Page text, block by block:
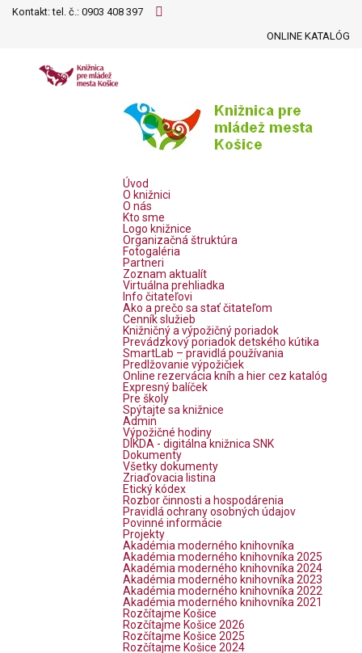
Kontakt: tel. č.: 0903 408 397
ONLINE KATALÓG
Úvod
O knižnici
O nás
Kto sme
Logo knižnice
Organizačná štruktúra
Fotogaléria
Partneri
Zoznam aktualít
Virtuálna prehliadka
Info čitateľovi
Ako a prečo sa stať čitateľom
Cenník služieb
Knižničný a výpožičný poriadok
Prevádzkový poriadok detského kútika
SmartLab – pravidlá používania
Predlžovanie výpožičiek
Online rezervácia kníh a hier cez katalóg
Expresný balíček
Pre školy
Spýtajte sa knižnice
Admin
Výpožičné hodiny
DIKDA - digitálna knižnica SNK
Dokumenty
Všetky dokumenty
Zriaďovacia listina
Etický kódex
Rozbor činnosti a hospodárenia
Pravidlá ochrany osobných údajov
Povinné informácie
Projekty
Akadémia moderného knihovníka
Akadémia moderného knihovníka 2025
Akadémia moderného knihovníka 2024
Akadémia moderného knihovníka 2023
Akadémia moderného knihovníka 2022
Akadémia moderného knihovníka 2021
Rozčítajme Košice
Rozčítajme Košice 2026
Rozčítajme Košice 2025
Rozčítajme Košice 2024